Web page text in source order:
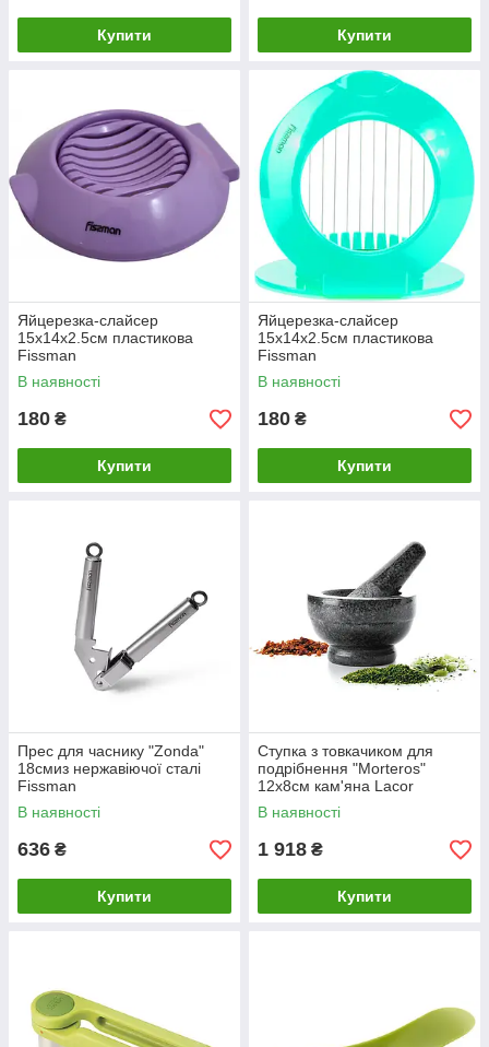
Купити Купити
Яйцерезка-слайсер
15х14х2.5см пластикова
Fissman
В наявності
180 ₴
Купити
Яйцерезка-слайсер
15х14х2.5см пластикова
Fissman
В наявності
180 ₴
Купити
Прес для часнику "Zonda"
18смиз нержавіючої сталі
Fissman
В наявності
636 ₴
Купити
Ступка з товкачиком для
подрібнення "Morteros"
12х8см кам'яна Lacor
В наявності
1 918 ₴
Купити